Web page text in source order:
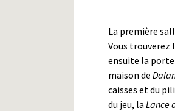
La première
Vous trouverez
ensuite la porte
maison de
caisses et du
du jeu, la Lance